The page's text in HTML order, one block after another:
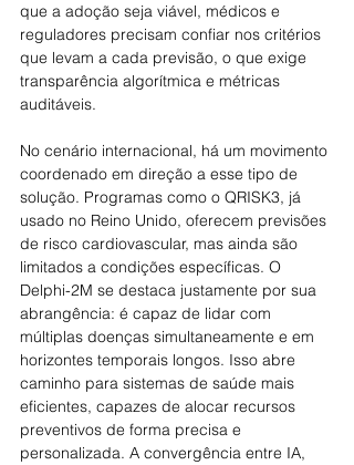
que a adoção seja viável, médicos e
reguladores precisam confiar nos critérios
que levam a cada previsão, o que exige
transparência algorítmica e métricas
auditáveis.
No cenário internacional, há um movimento
coordenado em direção a esse tipo de
solução. Programas como o QRISK3, já
usado no Reino Unido, oferecem previsões
de risco cardiovascular, mas ainda são
limitados a condições específicas. O
Delphi-2M se destaca justamente por sua
abrangência: é capaz de lidar com
múltiplas doenças simultaneamente e em
horizontes temporais longos. Isso abre
caminho para sistemas de saúde mais
eficientes, capazes de alocar recursos
preventivos de forma precisa e
personalizada. A convergência entre IA,